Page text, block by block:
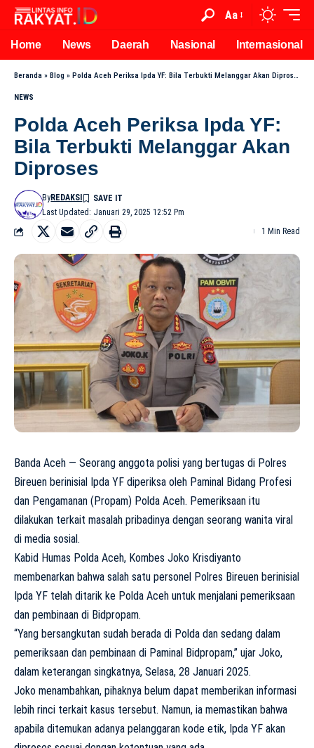
Aa
Home News Daerah Nasional Internasional
Beranda » Blog » Polda Aceh Periksa Ipda YF: Bila Terbukti Melanggar Akan Diproses
NEWS
Polda Aceh Periksa Ipda YF:
Bila Terbukti Melanggar Akan
Diproses
Last Updated: Januari 29, 2025 12:52 Pm
ByREDAKSI
1 Min Read
Banda Aceh — Seorang anggota polisi yang bertugas di Polres
Bireuen berinisial Ipda YF diperiksa oleh Paminal Bidang Profesi
dan Pengamanan (Propam) Polda Aceh. Pemeriksaan itu
dilakukan terkait masalah pribadinya dengan seorang wanita viral
di media sosial.
Kabid Humas Polda Aceh, Kombes Joko Krisdiyanto
membenarkan bahwa salah satu personel Polres Bireuen berinisial
Ipda YF telah ditarik ke Polda Aceh untuk menjalani pemeriksaan
dan pembinaan di Bidpropam.
“Yang bersangkutan sudah berada di Polda dan sedang dalam
pemeriksaan dan pembinaan di Paminal Bidpropam,” ujar Joko,
dalam keterangan singkatnya, Selasa, 28 Januari 2025.
Joko menambahkan, pihaknya belum dapat memberikan informasi
lebih rinci terkait kasus tersebut. Namun, ia memastikan bahwa
apabila ditemukan adanya pelanggaran kode etik, Ipda YF akan